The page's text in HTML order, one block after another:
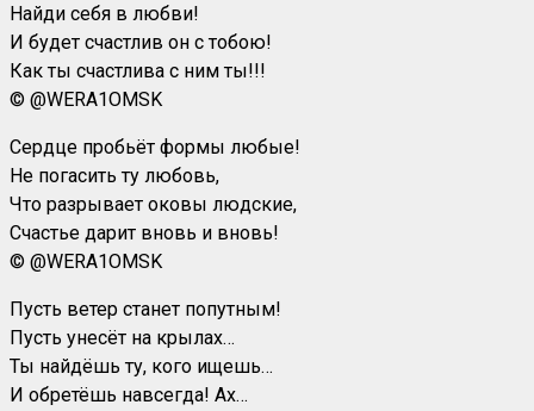
Найди себя в любви!
И будет счастлив он с тобою!
Как ты счастлива с ним ты!!!
© @WERA1OMSK
Сердце пробьёт формы любые!
Не погасить ту любовь,
Что разрывает оковы людские,
Счастье дарит вновь и вновь!
© @WERA1OMSK
Пусть ветер станет попутным!
Пусть унесёт на крылах…
Ты найдёшь ту, кого ищешь…
И обретёшь навсегда! Ах…